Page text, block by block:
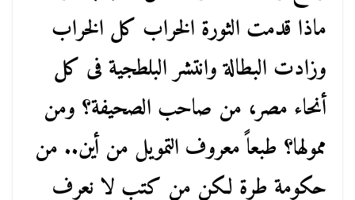
ماذا قدمت الثورة الخراب كل الخراب
وزادت البطالة وانتشر البلطجية فى كل
أنحاء مصر، من صاحب الصحيفة؟ ومن
ممولها؟ طبعاً معروف التمويل من أين.. من
حكومة طرة لكن من كتب لا نعرف